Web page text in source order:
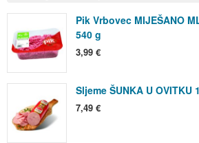
Pik Vrbovec MIJEŠANO
540 g
3,99 €
Sljeme ŠUNKA U OVITKU
7,49 €